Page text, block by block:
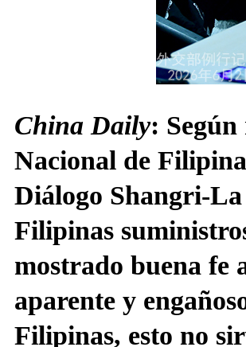
China Daily: Según
Nacional de
Diálogo Shangri-
Filipinas
mostrado buena fe
aparente y
Filipinas, esto no